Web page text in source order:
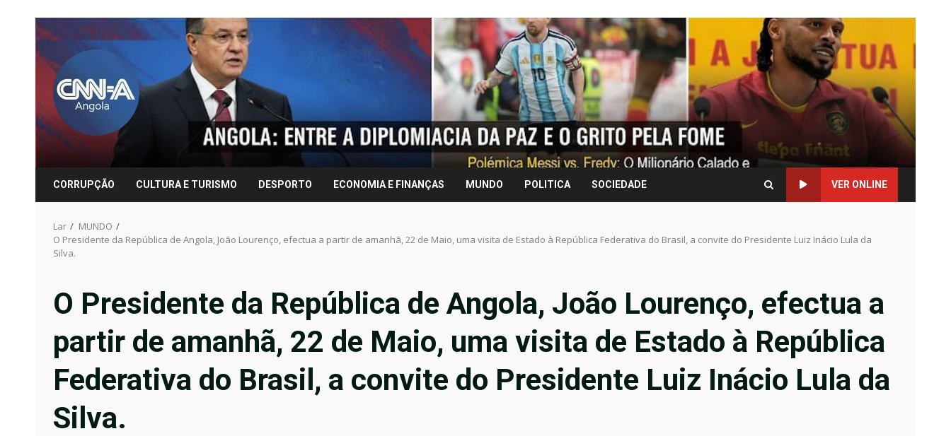
Pular
para
o
conteúdo
CORRUPÇÃO CULTURA E TURISMO DESPORTO ECONOMIA E FINANÇAS MUNDO POLITICA SOCIEDADE VER ONLINE
Lar
MUNDO
O Presidente da República de Angola, João Lourenço, efectua a partir de amanhã, 22 de Maio, uma visita de Estado à República Federativa do Brasil, a convite do Presidente Luiz Inácio Lula da
Silva.
O Presidente da República de Angola, João Lourenço, efectua a
partir de amanhã, 22 de Maio, uma visita de Estado à República
Federativa do Brasil, a convite do Presidente Luiz Inácio Lula da
Silva.